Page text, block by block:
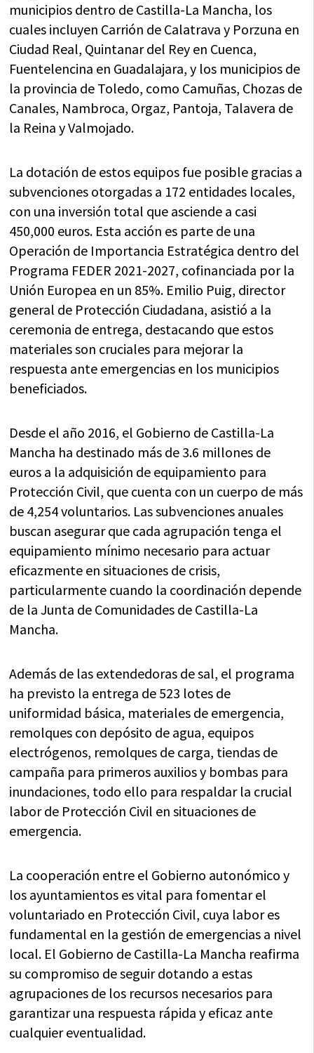
municipios dentro de Castilla-La Mancha, los
cuales incluyen Carrión de Calatrava y Porzuna en
Ciudad Real, Quintanar del Rey en Cuenca,
Fuentelencina en Guadalajara, y los municipios de
la provincia de Toledo, como Camuñas, Chozas de
Canales, Nambroca, Orgaz, Pantoja, Talavera de
la Reina y Valmojado.
La dotación de estos equipos fue posible gracias a
subvenciones otorgadas a 172 entidades locales,
con una inversión total que asciende a casi
450,000 euros. Esta acción es parte de una
Operación de Importancia Estratégica dentro del
Programa FEDER 2021-2027, cofinanciada por la
Unión Europea en un 85%. Emilio Puig, director
general de Protección Ciudadana, asistió a la
ceremonia de entrega, destacando que estos
materiales son cruciales para mejorar la
respuesta ante emergencias en los municipios
beneficiados.
Desde el año 2016, el Gobierno de Castilla-La
Mancha ha destinado más de 3.6 millones de
euros a la adquisición de equipamiento para
Protección Civil, que cuenta con un cuerpo de más
de 4,254 voluntarios. Las subvenciones anuales
buscan asegurar que cada agrupación tenga el
equipamiento mínimo necesario para actuar
eficazmente en situaciones de crisis,
particularmente cuando la coordinación depende
de la Junta de Comunidades de Castilla-La
Mancha.
Además de las extendedoras de sal, el programa
ha previsto la entrega de 523 lotes de
uniformidad básica, materiales de emergencia,
remolques con depósito de agua, equipos
electrógenos, remolques de carga, tiendas de
campaña para primeros auxilios y bombas para
inundaciones, todo ello para respaldar la crucial
labor de Protección Civil en situaciones de
emergencia.
La cooperación entre el Gobierno autonómico y
los ayuntamientos es vital para fomentar el
voluntariado en Protección Civil, cuya labor es
fundamental en la gestión de emergencias a nivel
local. El Gobierno de Castilla-La Mancha reafirma
su compromiso de seguir dotando a estas
agrupaciones de los recursos necesarios para
garantizar una respuesta rápida y eficaz ante
cualquier eventualidad.